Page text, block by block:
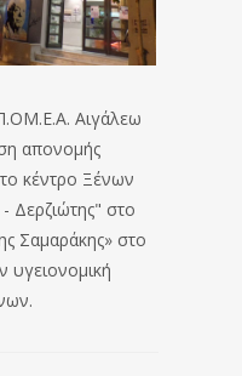
Αιγάλεω
απονομής
κέντρο Ξένων
στο
Σαμαράκης» στο
υγειονομική